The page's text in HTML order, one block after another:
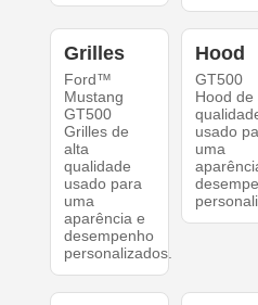
Grilles
Ford™
Mustang
GT500
Grilles de
alta
qualidade
usado para
uma
aparência e
desempenho
personalizados.
Hood
GT500
Hood de
usado
uma